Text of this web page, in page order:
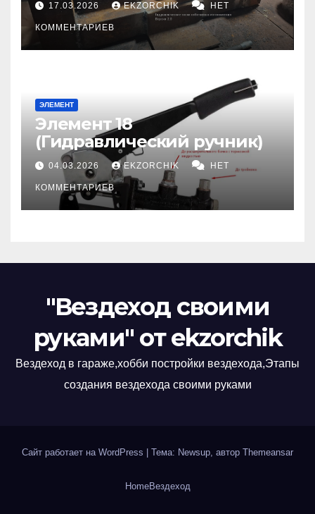
17.03.2026 EKZORCHIK НЕТ
КОММЕНТАРИЕВ
ЭЛЕМЕНТ
Элемент 18
(Гидравлический ручник)
04.03.2026 EKZORCHIK НЕТ
КОММЕНТАРИЕВ
"Вездеход своими
руками" от ekzorchik
Вездеход в гараже,хобби постройки вездехода,Этапы
создания вездехода своими руками
Сайт работает на WordPress Тема: Newsup, автор Themeansar
HomeВездеход